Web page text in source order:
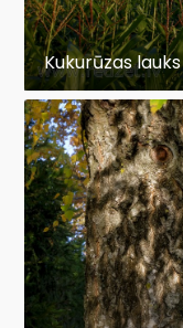
Kukurūzas lauks